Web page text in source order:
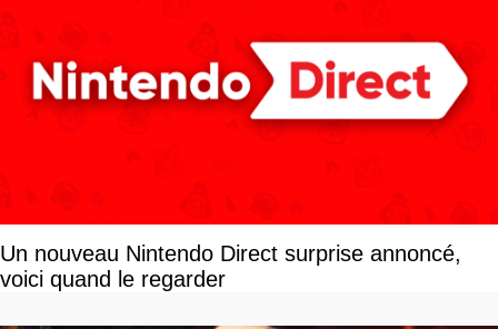
Un nouveau Nintendo Direct surprise annoncé,
voici quand le regarder